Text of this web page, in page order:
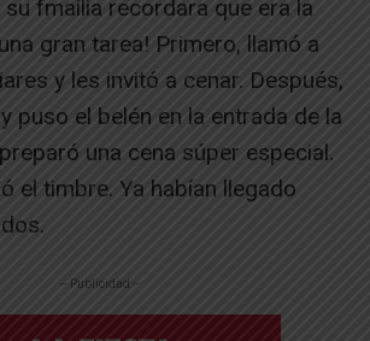
fmailia recordara que era la
gran tarea! Primero, llamó a
y les invitó a cenar. Después,
puso el belén en la entrada de la
una cena súper especial.
el timbre. Ya habían llegado
-- Publicidad --